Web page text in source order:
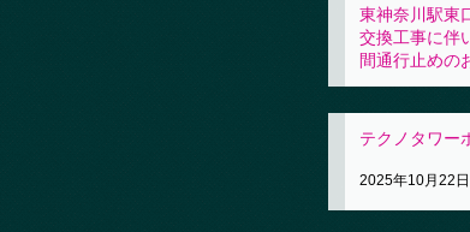
東神奈川駅東
交換工事に伴
間通行止めの
テクノタワ
2025年10月22日